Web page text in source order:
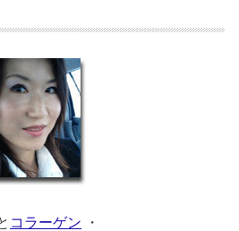
コラーゲン ・